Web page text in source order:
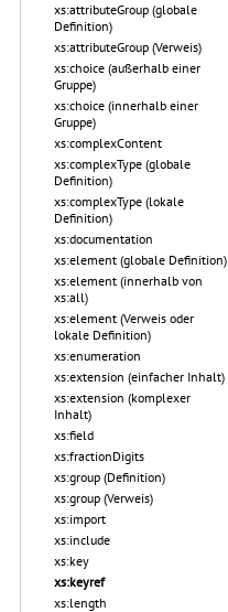
xs:attributeGroup (globale
Definition)
xs:attributeGroup (Verweis)
xs:choice (außerhalb einer
Gruppe)
xs:choice (innerhalb einer
Gruppe)
xs:complexContent
xs:complexType (globale
Definition)
xs:complexType (lokale
Definition)
xs:documentation
xs:element (globale Definition)
xs:element (innerhalb von
xs:all)
xs:element (Verweis oder
lokale Definition)
xs:enumeration
xs:extension (einfacher Inhalt)
xs:extension (komplexer
Inhalt)
xs:field
xs:fractionDigits
xs:group (Definition)
xs:group (Verweis)
xs:import
xs:include
xs:key
xs:keyref
xs:length